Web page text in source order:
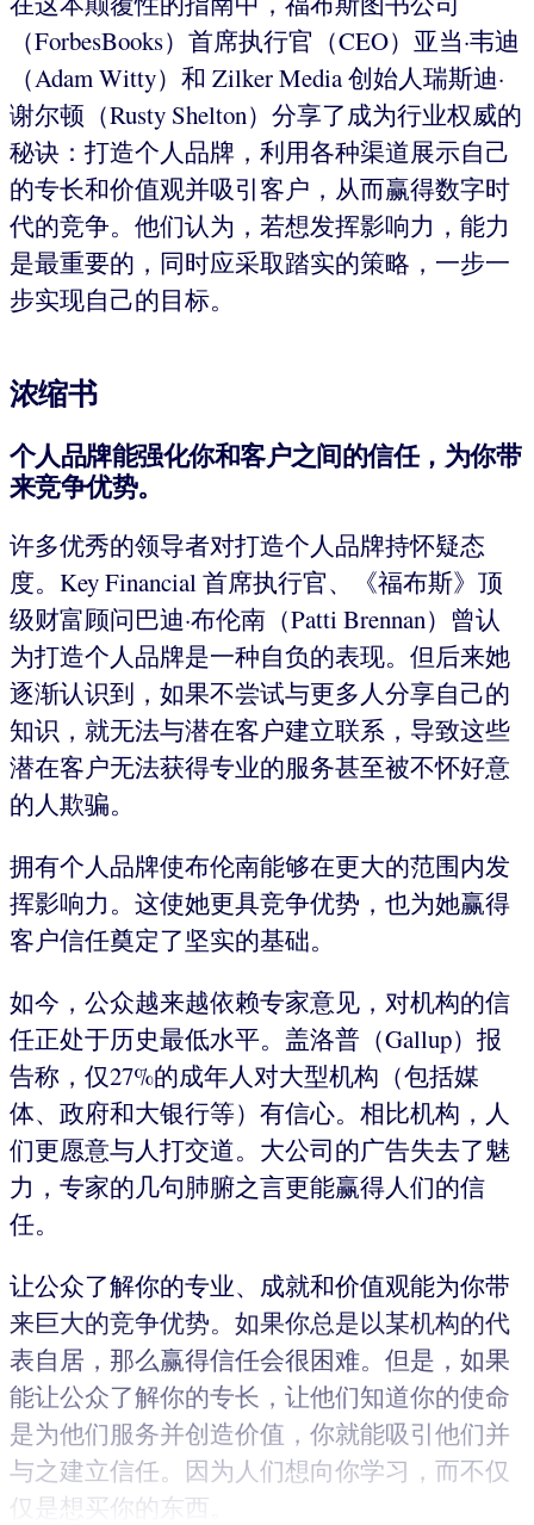
（ForbesBooks）首席执行官（CEO）亚当·韦迪
（Adam Witty）和 Zilker Media 创始人瑞斯迪·
谢尔顿（Rusty Shelton）分享了成为行业权威的
秘诀：打造个人品牌，利用各种渠道展示自己
的专长和价值观并吸引客户，从而赢得数字时
代的竞争。他们认为，若想发挥影响力，能力
是最重要的，同时应采取踏实的策略，一步一
步实现自己的目标。
浓缩书
个人品牌能强化你和客户之间的信任，为你带
来竞争优势。
许多优秀的领导者对打造个人品牌持怀疑态
度。Key Financial 首席执行官、《福布斯》顶
级财富顾问巴迪·布伦南（Patti Brennan）曾认
为打造个人品牌是一种自负的表现。但后来她
逐渐认识到，如果不尝试与更多人分享自己的
知识，就无法与潜在客户建立联系，导致这些
潜在客户无法获得专业的服务甚至被不怀好意
的人欺骗。
拥有个人品牌使布伦南能够在更大的范围内发
挥影响力。这使她更具竞争优势，也为她赢得
客户信任奠定了坚实的基础。
如今，公众越来越依赖专家意见，对机构的信
任正处于历史最低水平。盖洛普（Gallup）报
告称，仅27%的成年人对大型机构（包括媒
体、政府和大银行等）有信心。相比机构，人
们更愿意与人打交道。大公司的广告失去了魅
力，专家的几句肺腑之言更能赢得人们的信
任。
让公众了解你的专业、成就和价值观能为你带
来巨大的竞争优势。如果你总是以某机构的代
表自居，那么赢得信任会很困难。但是，如果
能让公众了解你的专长，让他们知道你的使命
是为他们服务并创造价值，你就能吸引他们并
与之建立信任。因为人们想向你学习，而不仅
仅是想买你的东西。